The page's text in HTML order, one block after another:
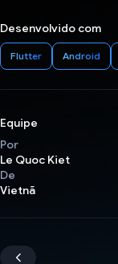
Desenvolvido com
Flutter Android
Equipe
Por
Le Quoc Kiet
De
Vietnã